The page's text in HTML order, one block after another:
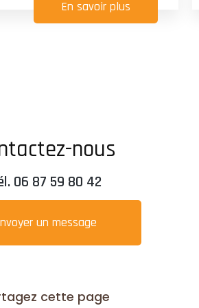
En savoir plus
nous
06 87 59 80 42
un message
cette page